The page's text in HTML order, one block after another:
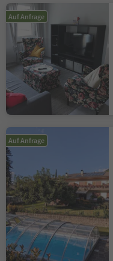
Auf Anfrage
Auf Anfrage